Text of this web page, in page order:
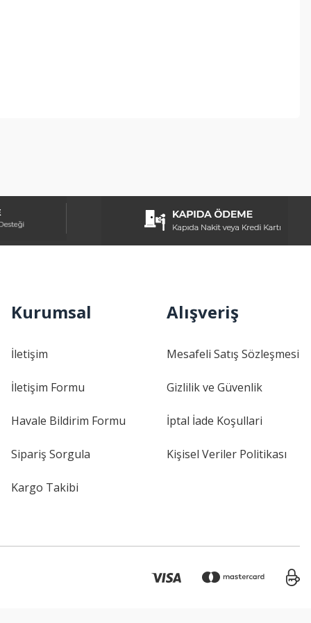
Kurumsal
İletişim
İletişim Formu
Havale Bildirim Formu
Sipariş Sorgula
Kargo Takibi
Alışveriş
Mesafeli Satış Sözleşmesi
Gizlilik ve Güvenlik
İptal İade Koşullari
Kişisel Veriler Politikası